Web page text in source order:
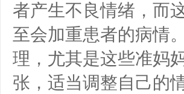
者产生不良情绪，而
至会加重患者的病情
理，尤其是这些准妈
张，适当调整自己的